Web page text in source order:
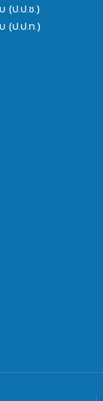
(ป.ป.ช.)
(ป.ป.ท.)